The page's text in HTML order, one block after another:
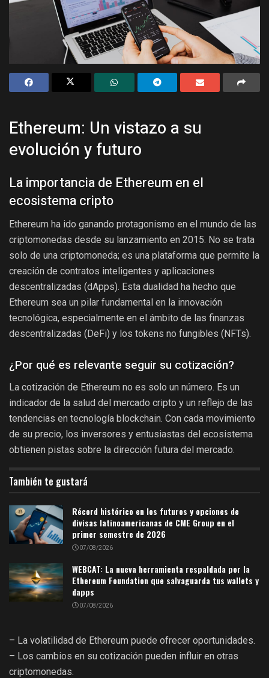
Ethereum: Un vistazo a su
evolución y futuro
La importancia de Ethereum en el
ecosistema cripto
Ethereum ha ido ganando protagonismo en el mundo de las
criptomonedas desde su lanzamiento en 2015. No se trata
solo de una criptomoneda; es una plataforma que permite la
creación de contratos inteligentes y aplicaciones
descentralizadas (dApps). Esta dualidad ha hecho que
Ethereum sea un pilar fundamental en la innovación
tecnológica, especialmente en el ámbito de las finanzas
descentralizadas (DeFi) y los tokens no fungibles (NFTs).
¿Por qué es relevante seguir su cotización?
La cotización de Ethereum no es solo un número. Es un
indicador de la salud del mercado cripto y un reflejo de las
tendencias en tecnología blockchain. Con cada movimiento
de su precio, los inversores y entusiastas del ecosistema
obtienen pistas sobre la dirección futura del mercado.
También te gustará
Récord histórico en los futuros y opciones de
divisas latinoamericanas de CME Group en el
primer semestre de 2026
07/08/2026
WEBCAT: La nueva herramienta respaldada por la
Ethereum Foundation que salvaguarda tus wallets y
dapps
07/08/2026
– La volatilidad de Ethereum puede ofrecer oportunidades.
– Los cambios en su cotización pueden influir en otras
criptomonedas.